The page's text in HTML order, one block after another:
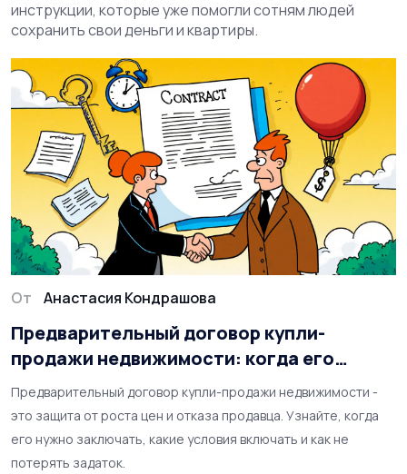
инструкции, которые уже помогли сотням людей
сохранить свои деньги и квартиры.
От Анастасия Кондрашова
Предварительный договор купли-
продажи недвижимости: когда его
нужно заключать
Предварительный договор купли-продажи недвижимости -
это защита от роста цен и отказа продавца. Узнайте, когда
его нужно заключать, какие условия включать и как не
потерять задаток.